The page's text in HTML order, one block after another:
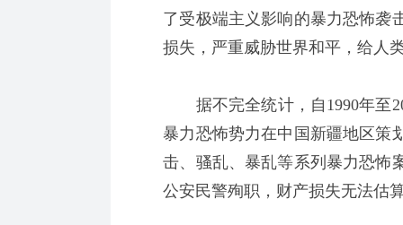
了受极端主义影响的暴力恐怖袭
损失，严重威胁世界和平，给人
据不完全统计，自1990年至
暴力恐怖势力在中国新疆地区策
击、骚乱、暴乱等系列暴力恐怖
公安民警殉职，财产损失无法估